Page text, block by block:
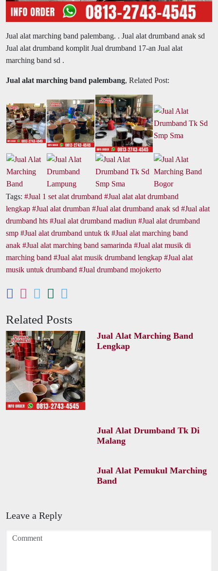
Jual alat marching band palembang. . Jual alat drumband anak sd
Jual alat drumband komplit Jual drumband 17-an Jual alat
marching band sd .
Jual alat marching band palembang, Related Post:
Tags: Jual 1 set alat drumband
Jual alat alat drumband
lengkap
Jual alat drumban Jual alat drumband anak sd
Jual alat
drumband hts
Jual alat drumband madiun
Jual alat drumband
smp
Jual alat drumband untuk tk
Jual alat marching band
anak
Jual alat marching band samarinda
Jual alat musik di
marching band
Jual alat musik drumband lengkap
Jual alat
musik untuk drumband
Jual drumband mojokerto
Related Posts
Jual Alat Marching Band
Lengkap
Jual Alat Drumband Tk Di
Malang
Jual Alat Pemukul Marching
Band
Leave a Reply